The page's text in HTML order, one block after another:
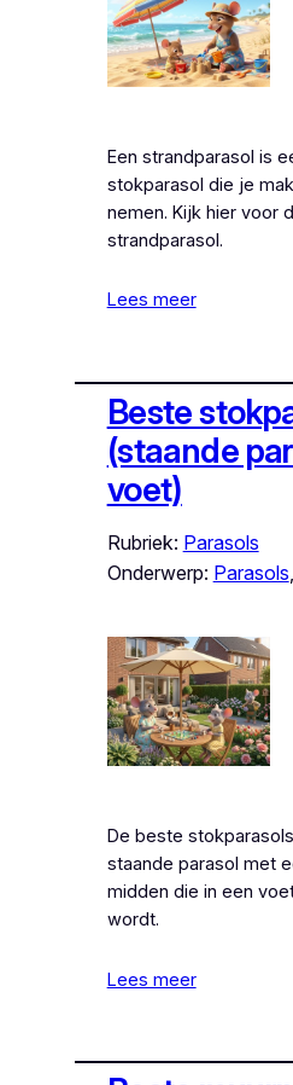
Een strandparasol is
stokparasol die je
nemen. Kijk hier voor
strandparasol.
Lees meer
Beste
(staande
voet)
Rubriek: Parasols
Onderwerp: Parasols
De beste
staande parasol met
midden die in een
wordt.
Lees meer